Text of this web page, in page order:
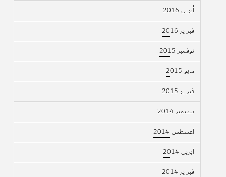
أبريل 2016
فبراير 2016
نوفمبر 2015
مايو 2015
فبراير 2015
سبتمبر 2014
أغسطس 2014
أبريل 2014
فبراير 2014